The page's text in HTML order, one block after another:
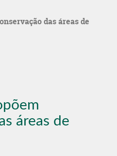
das áreas de
áreas de